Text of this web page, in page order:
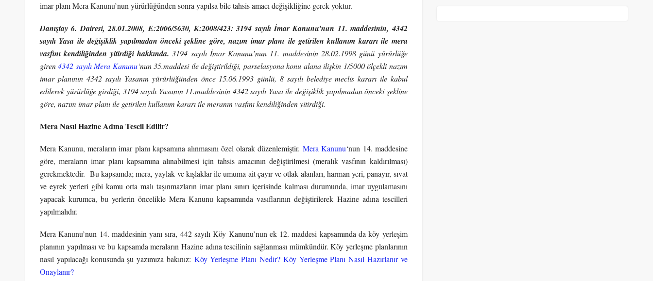
imar planı Mera Kanunu’nun yürürlüğünden sonra yapılsa bile tahsis amacı değişikliğine gerek yoktur.
Danıştay 6. Dairesi, 28.01.2008, E:2006/5630, K:2008/423: 3194 sayılı İmar Kanunu’nun 11. maddesinin, 4342
sayılı Yasa ile değişiklik yapılmadan önceki şekline göre, nazım imar planı ile getirilen kullanım kararı ile mera
vasfını kendiliğinden yitirdiği hakkında. 3194 sayılı İmar Kanunu’nun 11. maddesinin 28.02.1998 günü yürürlüğe
giren4342 sayılı Mera Kanunu‘nun 35.maddesi ile değiştirildiği, parselasyona konu alana ilişkin 1/5000 ölçekli nazım
imar planının 4342 sayılı Yasanın yürürlüğünden önce 15.06.1993 günlü, 8 sayılı belediye meclis kararı ile kabul
edilerek yürürlüğe girdiği, 3194 sayılı Yasanın 11.maddesinin 4342 sayılı Yasa ile değişiklik yapılmadan önceki şekline
göre, nazım imar planı ile getirilen kullanım kararı ile meranın vasfını kendiliğinden yitirdiği.
Mera Nasıl Hazine Adına Tescil Edilir?
Mera Kanunu, meraların imar planı kapsamına alınmasını özel olarak düzenlemiştir.Mera Kanunu‘nun 14. maddesine
göre, meraların imar planı kapsamına alınabilmesi için tahsis amacının değiştirilmesi (meralık vasfının kaldırılması)
gerekmektedir. Bu kapsamda; mera, yaylak ve kışlaklar ile umuma ait çayır ve otlak alanları, harman yeri, panayır, sıvat
ve eyrek yerleri gibi kamu orta malı taşınmazların imar planı sınırı içerisinde kalması durumunda, imar uygulamasını
yapacak kurumca, bu yerlerin öncelikle Mera Kanunu kapsamında vasıflarının değiştirilerek Hazine adına tescilleri
yapılmalıdır.
Mera Kanunu’nun 14. maddesinin yanı sıra, 442 sayılı Köy Kanunu’nun ek 12. maddesi kapsamında da köy yerleşim
planının yapılması ve bu kapsamda meraların Hazine adına tescilinin sağlanması mümkündür. Köy yerleşme planlarının
nasıl yapılacağı konusunda şu yazımıza bakınız: Köy Yerleşme Planı Nedir? Köy Yerleşme Planı Nasıl Hazırlanır ve
Onaylanır?